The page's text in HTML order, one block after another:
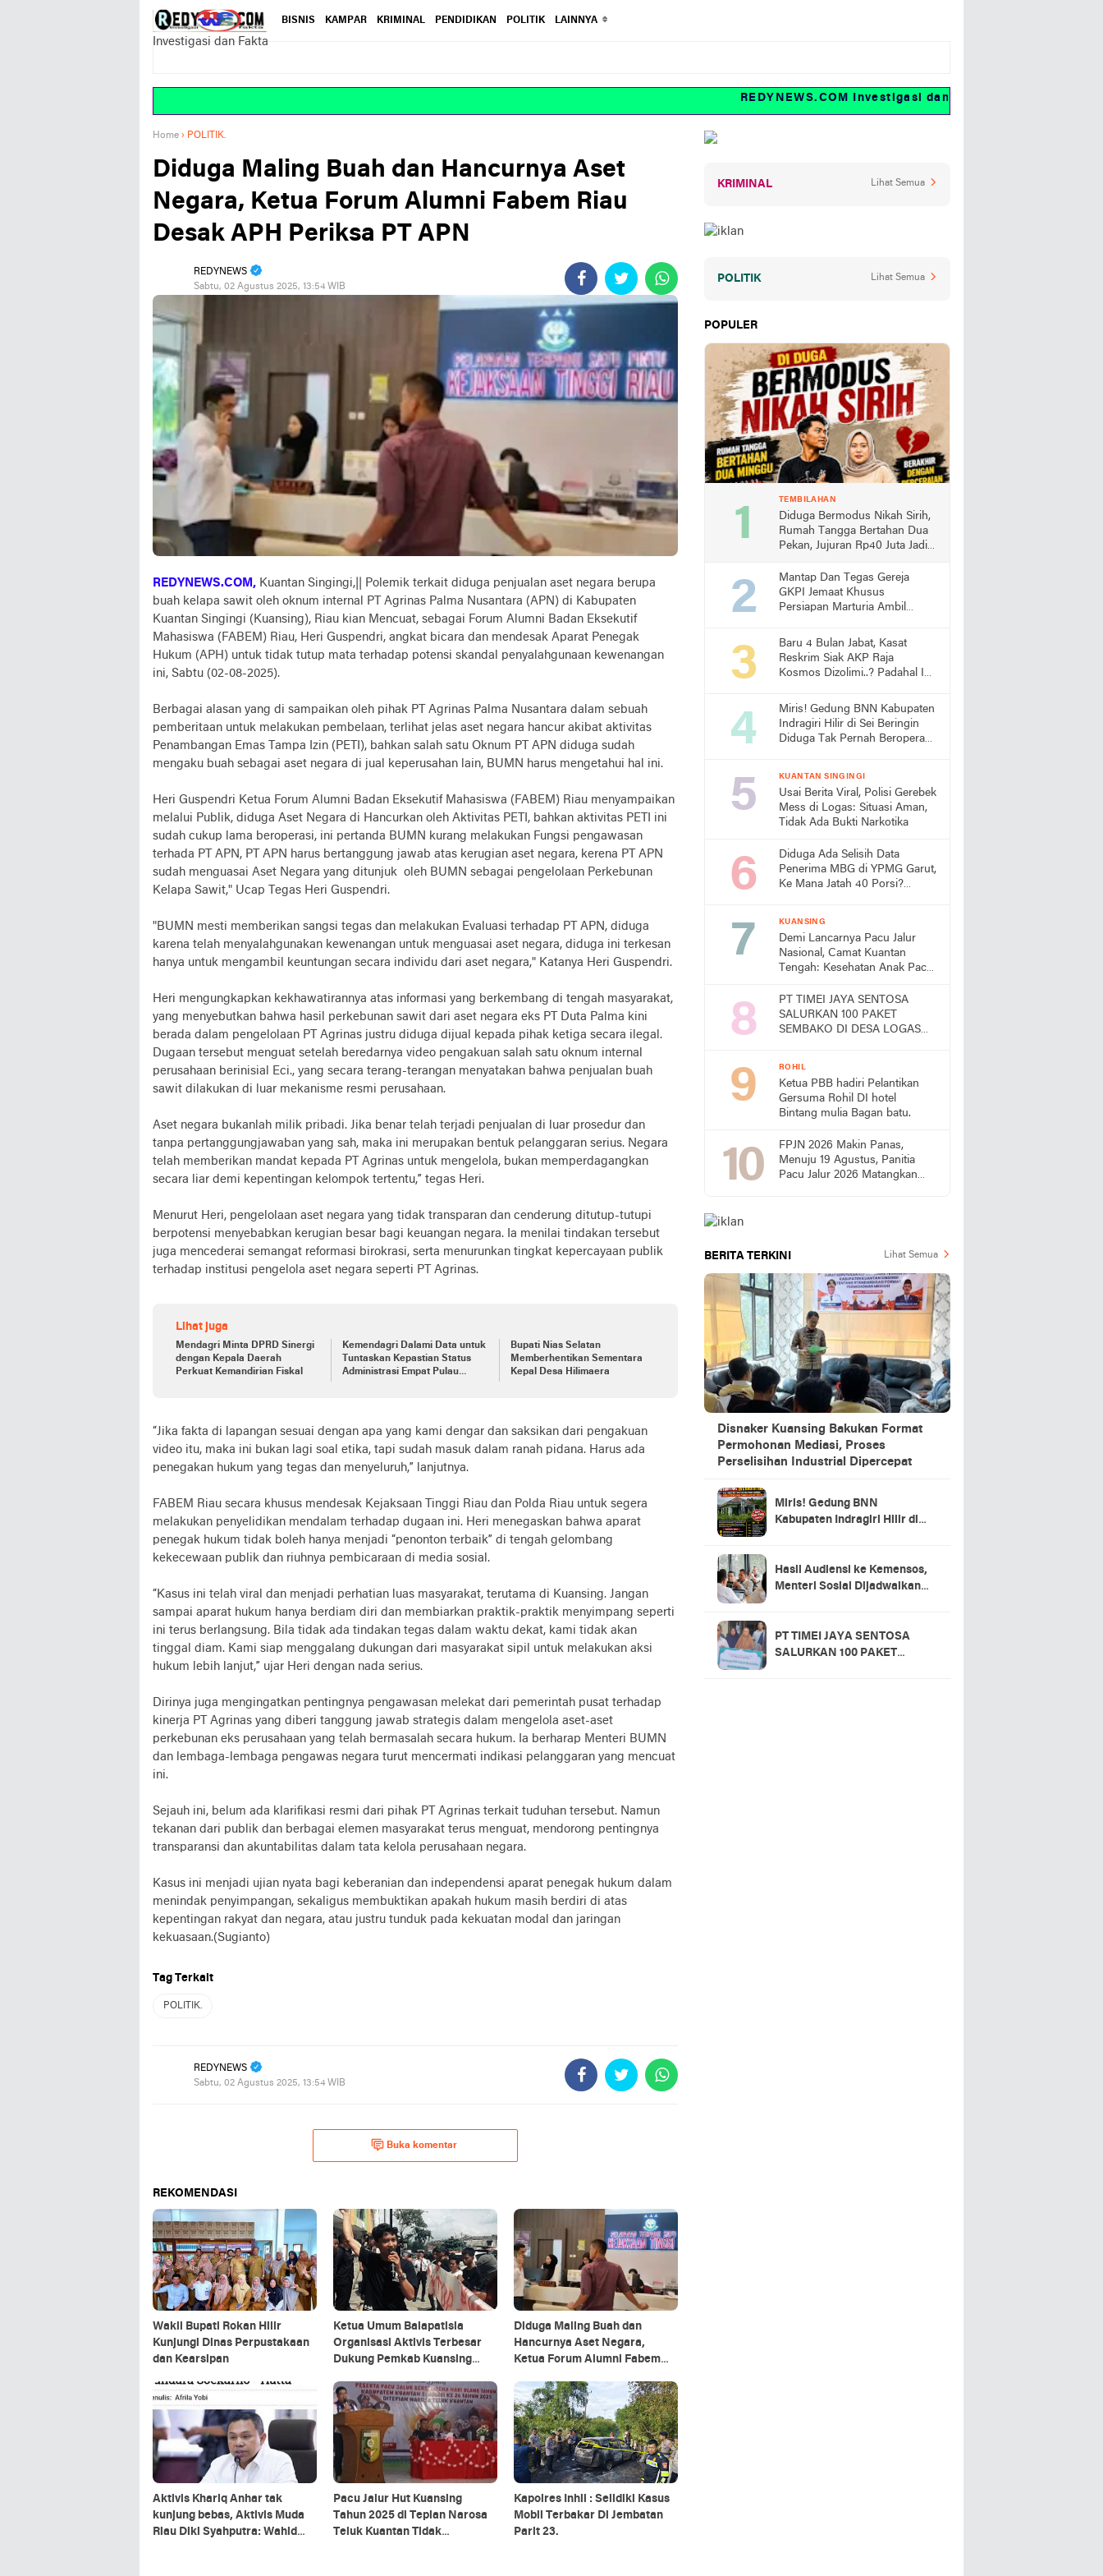
Investigasi dan Fakta
BISNIS KAMPAR KRIMINAL PENDIDIKAN POLITIK LAINNYA
REDYNEWS.COM Investigasi dan fakta
Home › POLITIK.
Diduga Maling Buah dan Hancurnya Aset
Negara, Ketua Forum Alumni Fabem Riau
Desak APH Periksa PT APN
REDYNEWS
Sabtu, 02 Agustus 2025, 13:54 WIB
REDYNEWS.COM, Kuantan Singingi,|| Polemik terkait diduga penjualan aset negara berupa
buah kelapa sawit oleh oknum internal PT Agrinas Palma Nusantara (APN) di Kabupaten
Kuantan Singingi (Kuansing), Riau kian Mencuat, sebagai Forum Alumni Badan Eksekutif
Mahasiswa (FABEM) Riau, Heri Guspendri, angkat bicara dan mendesak Aparat Penegak
Hukum (APH) untuk tidak tutup mata terhadap potensi skandal penyalahgunaan kewenangan
ini, Sabtu (02-08-2025).
Berbagai alasan yang di sampaikan oleh pihak PT Agrinas Palma Nusantara dalam sebuah
pemberitaan untuk melakukan pembelaan, terlihat jelas aset negara hancur akibat aktivitas
Penambangan Emas Tampa Izin (PETI), bahkan salah satu Oknum PT APN diduga sudah
mengaku buah sebagai aset negara di jual keperusahan lain, BUMN harus mengetahui hal ini.
Heri Guspendri Ketua Forum Alumni Badan Eksekutif Mahasiswa (FABEM) Riau menyampaikan
melalui Publik, diduga Aset Negara di Hancurkan oleh Aktivitas PETI, bahkan aktivitas PETI ini
sudah cukup lama beroperasi, ini pertanda BUMN kurang melakukan Fungsi pengawasan
terhada PT APN, PT APN harus bertanggung jawab atas kerugian aset negara, kerena PT APN
sudah menguasai Aset Negara yang ditunjuk oleh BUMN sebagai pengelolaan Perkebunan
Kelapa Sawit," Ucap Tegas Heri Guspendri.
"BUMN mesti memberikan sangsi tegas dan melakukan Evaluasi terhadap PT APN, diduga
karena telah menyalahgunakan kewenangan untuk menguasai aset negara, diduga ini terkesan
hanya untuk mengambil keuntungan secara individu dari aset negara," Katanya Heri Guspendri.
Heri mengungkapkan kekhawatirannya atas informasi yang berkembang di tengah masyarakat,
yang menyebutkan bahwa hasil perkebunan sawit dari aset negara eks PT Duta Palma kini
berada dalam pengelolaan PT Agrinas justru diduga dijual kepada pihak ketiga secara ilegal.
Dugaan tersebut menguat setelah beredarnya video pengakuan salah satu oknum internal
perusahaan berinisial Eci., yang secara terang-terangan menyatakan bahwa penjualan buah
sawit dilakukan di luar mekanisme resmi perusahaan.
Aset negara bukanlah milik pribadi. Jika benar telah terjadi penjualan di luar prosedur dan
tanpa pertanggungjawaban yang sah, maka ini merupakan bentuk pelanggaran serius. Negara
telah memberikan mandat kepada PT Agrinas untuk mengelola, bukan memperdagangkan
secara liar demi kepentingan kelompok tertentu,” tegas Heri.
Menurut Heri, pengelolaan aset negara yang tidak transparan dan cenderung ditutup-tutupi
berpotensi menyebabkan kerugian besar bagi keuangan negara. Ia menilai tindakan tersebut
juga mencederai semangat reformasi birokrasi, serta menurunkan tingkat kepercayaan publik
terhadap institusi pengelola aset negara seperti PT Agrinas.
Lihat juga
Mendagri Minta DPRD Sinergi
dengan Kepala Daerah
Perkuat Kemandirian Fiskal
Kemendagri Dalami Data untuk
Tuntaskan Kepastian Status
Administrasi Empat Pulau
Bupati Nias Selatan
Memberhentikan Sementara
Kepal Desa Hilimaera
“Jika fakta di lapangan sesuai dengan apa yang kami dengar dan saksikan dari pengakuan
video itu, maka ini bukan lagi soal etika, tapi sudah masuk dalam ranah pidana. Harus ada
penegakan hukum yang tegas dan menyeluruh,” lanjutnya.
FABEM Riau secara khusus mendesak Kejaksaan Tinggi Riau dan Polda Riau untuk segera
melakukan penyelidikan mendalam terhadap dugaan ini. Heri menegaskan bahwa aparat
penegak hukum tidak boleh hanya menjadi “penonton terbaik” di tengah gelombang
kekecewaan publik dan riuhnya pembicaraan di media sosial.
“Kasus ini telah viral dan menjadi perhatian luas masyarakat, terutama di Kuansing. Jangan
sampai aparat hukum hanya berdiam diri dan membiarkan praktik-praktik menyimpang seperti
ini terus berlangsung. Bila tidak ada tindakan tegas dalam waktu dekat, kami tidak akan
tinggal diam. Kami siap menggalang dukungan dari masyarakat sipil untuk melakukan aksi
hukum lebih lanjut,” ujar Heri dengan nada serius.
Dirinya juga mengingatkan pentingnya pengawasan melekat dari pemerintah pusat terhadap
kinerja PT Agrinas yang diberi tanggung jawab strategis dalam mengelola aset-aset
perkebunan eks perusahaan yang telah bermasalah secara hukum. Ia berharap Menteri BUMN
dan lembaga-lembaga pengawas negara turut mencermati indikasi pelanggaran yang mencuat
ini.
Sejauh ini, belum ada klarifikasi resmi dari pihak PT Agrinas terkait tuduhan tersebut. Namun
tekanan dari publik dan berbagai elemen masyarakat terus menguat, mendorong pentingnya
transparansi dan akuntabilitas dalam tata kelola perusahaan negara.
Kasus ini menjadi ujian nyata bagi keberanian dan independensi aparat penegak hukum dalam
menindak penyimpangan, sekaligus membuktikan apakah hukum masih berdiri di atas
kepentingan rakyat dan negara, atau justru tunduk pada kekuatan modal dan jaringan
kekuasaan.(Sugianto)
Tag Terkait
POLITIK.
REDYNEWS
Sabtu, 02 Agustus 2025, 13:54 WIB
Buka komentar
REKOMENDASI
Wakil Bupati Rokan Hilir
Kunjungi Dinas Perpustakaan
dan Kearsipan
Ketua Umum Balapatisia
Organisasi Aktivis Terbesar
Dukung Pemkab Kuansing
Diduga Maling Buah dan
Hancurnya Aset Negara,
Ketua Forum Alumni Fabem
APN
Aktivis Khariq Anhar tak
kunjung bebas, Aktivis Muda
Riau Diki Syahputra: Wahid
Pacu Jalur Hut Kuansing
Tahun 2025 di Tepian Narosa
Teluk Kuantan Tidak
Kapolres Inhil : Selidiki Kasus
Mobil Terbakar Di Jembatan
Parit 23.
KRIMINAL Lihat Semua
POLITIK Lihat Semua
POPULER
TEMBILAHAN
Diduga Bermodus Nikah Sirih,
Rumah Tangga Bertahan Dua
Pekan, Jujuran Rp40 Juta Jadi
Mantap Dan Tegas Gereja
GKPI Jemaat Khusus
Persiapan Marturia Ambil
Pertama lebih Awal
Baru 4 Bulan Jabat, Kasat
Reskrim Siak AKP Raja
Kosmos Dizolimi..? Padahal Ini
Miris! Gedung BNN Kabupaten
Indragiri Hilir di Sei Beringin
Diduga Tak Pernah Beroperasi,
KUANTAN SINGINGI
Usai Berita Viral, Polisi Gerebek
Mess di Logas: Situasi Aman,
Tidak Ada Bukti Narkotika
Diduga Ada Selisih Data
Penerima MBG di YPMG Garut,
Ke Mana Jatah 40 Porsi?
KUANSING
Demi Lancarnya Pacu Jalur
Nasional, Camat Kuantan
Tengah: Kesehatan Anak Pacu
PT TIMEI JAYA SENTOSA
SALURKAN 100 PAKET
SEMBAKO DI DESA LOGAS
ROHIL
Ketua PBB hadiri Pelantikan
Gersuma Rohil DI hotel
Bintang mulia Bagan batu.
FPJN 2026 Makin Panas,
Menuju 19 Agustus, Panitia
Pacu Jalur 2026 Matangkan
BERITA TERKINI Lihat Semua
Disnaker Kuansing Bakukan Format
Permohonan Mediasi, Proses
Perselisihan Industrial Dipercepat
Miris! Gedung BNN
Kabupaten Indragiri Hilir di
Pertanyakan Pemanfaatan
Aset Negara
Hasil Audiensi ke Kemensos,
Menteri Sosial Dijadwalkan
Kuansing
PT TIMEI JAYA SENTOSA
SALURKAN 100 PAKET